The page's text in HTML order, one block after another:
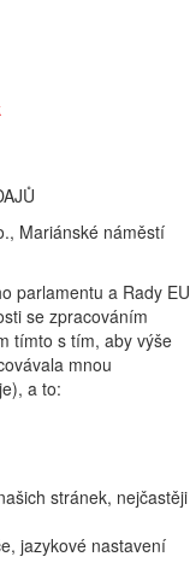
Mariánské náměstí
parlamentu a Rady EU
se zpracováním
tímto s tím, aby výše
mnou
a to:
stránek, nejčastěji
jazykové nastavení